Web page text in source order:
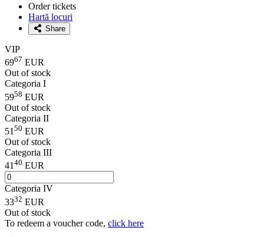
favoriteOrder tickets
Hartă locuri
Share
VIP
6967 EUR
Out of stock
Categoria I
5958 EUR
Out of stock
Categoria II
51 50 EUR
Out of stock
Categoria III
41 40 EUR
Categoria IV
3332 EUR
Out of stock
To redeem a voucher code, click here